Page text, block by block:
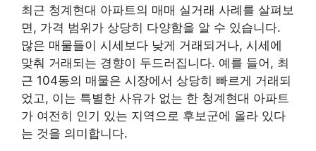
최근 청계현대 아파트의 매매 실거래 사례를 살펴보
면, 가격 범위가 상당히 다양함을 알 수 있습니다.
많은 매물들이 시세보다 낮게 거래되거나, 시세에
맞춰 거래되는 경향이 두드러집니다. 예를 들어, 최
근 104동의 매물은 시장에서 상당히 빠르게 거래되
었고, 이는 특별한 사유가 없는 한 청계현대 아파트
가 여전히 인기 있는 지역으로 후보군에 올라 있다
는 것을 의미합니다.